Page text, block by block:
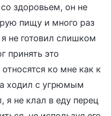
здоровьем, он не
пищу и много раз
не готовил слишком
принять это
ко мне как к
ходил с угрюмым
я не клал в еду перец